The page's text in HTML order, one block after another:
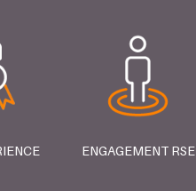
ENGAGEMENT RSE